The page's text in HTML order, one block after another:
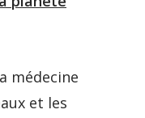
médecine
et les